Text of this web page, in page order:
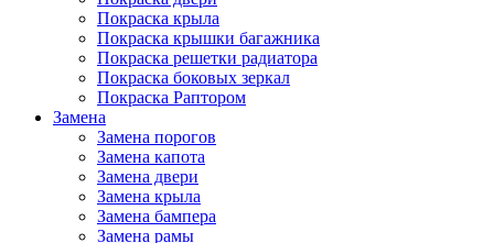
Покраска крыла
Покраска крышки багажника
Покраска решетки радиатора
Покраска боковых зеркал
Покраска Раптором
Замена
Замена порогов
Замена капота
Замена двери
Замена крыла
Замена бампера
Замена рамы